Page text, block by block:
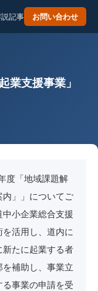
記事 お問い合わせ
業支援事業」
度「地域課題解
」」についてご
小企業総合支援
活用し、道内に
たに起業する者
補助し、事業立
事業の申請を受